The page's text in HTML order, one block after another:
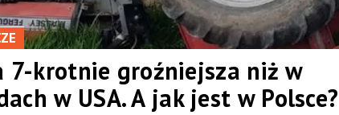
7-krotnie groźniejsza niż w
w USA. A jak jest w Polsce?